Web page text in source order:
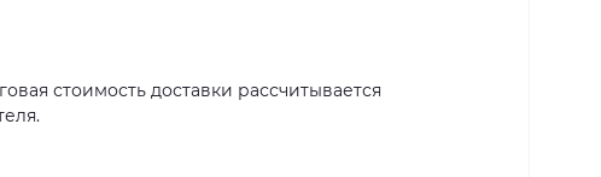
стоимость доставки рассчитывается